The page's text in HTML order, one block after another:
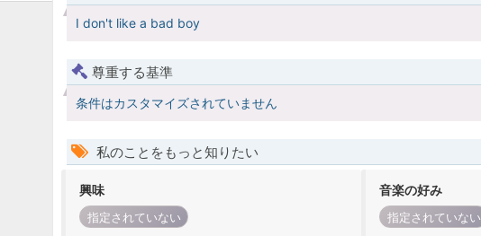
I don't like a bad boy
尊重する基準
条件はカスタマイズされていません
私のことをもっと知りたい
興味
指定されていない
音楽の好み
指定されていない